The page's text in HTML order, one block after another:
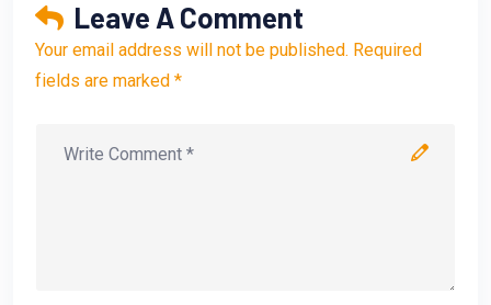
Leave A Comment
Your email address will not be published. Required
fields are marked *